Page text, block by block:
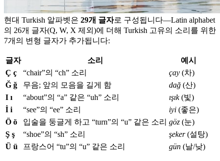
현대 Turkish 알파벳은 29개 글자로 구성됩니다—Latin alphabet
의 26개 글자(Q, W, X 제외)에 더해 Turkish 고유의 소리를 위한
7개의 변형 글자가 추가됩니다:
글자 소리
예시
Ç ç
“chair”의 “ch” 소리 çay (차)
Ğ ğ
무음; 앞의 모음을 길게 함 dağ (산)
I ı
“about”의 “a” 같은 “uh” 소리 ışık(빛)
İ i
“see”의 “ee” 소리 iyi (좋은)
Ö ö
입술을 둥글게 하고 “turn”의 “u” 같은 소리 göz (눈)
Ş ş
“shoe”의 “sh” 소리 şeker(설탕)
Ü ü
프랑스어 “tu”의 “u” 같은 소리 gün (날/낮)